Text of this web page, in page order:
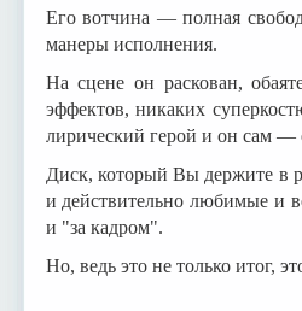
Его вотчина — полная
манеры исполнения.
На сцене он раскован,
эффектов, никаких
лирический герой и он сам —
Диск, который Вы держите в
и действительно любимые и
и "за кадром".
Но, ведь это не только итог,